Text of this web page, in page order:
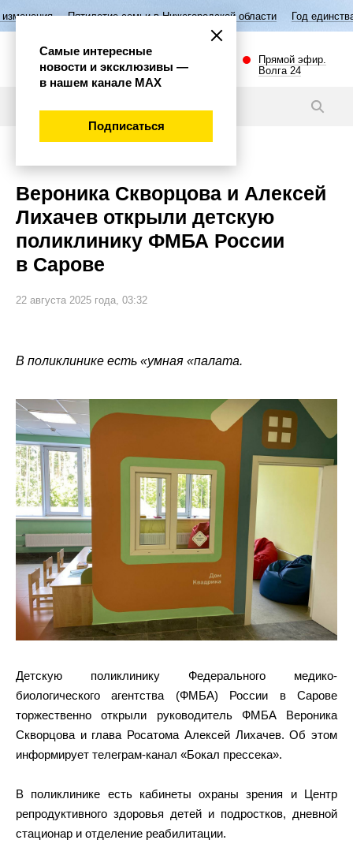
Пятилетие семьи в Нижегородской области Год единства народов
Прямой эфир.
Волга 24
Вероника Скворцова и Алексей
Лихачев открыли детскую
поликлинику ФМБА России
в Сарове
22 августа 2025 года, 03:32
В поликлинике есть «умная «палата.
Детскую поликлинику Федерального медико-
биологического агентства (ФМБА) России в Сарове
торжественно открыли руководитель ФМБА Вероника
Скворцова и глава Росатома Алексей Лихачев. Об этом
информирует телеграм-канал «Бокал прессека».
В поликлинике есть кабинеты охраны зрения и Центр
репродуктивного здоровья детей и подростков, дневной
стационар и отделение реабилитации.
Самые интересные
новости и эксклюзивы —
в нашем канале МАХ
Подписаться